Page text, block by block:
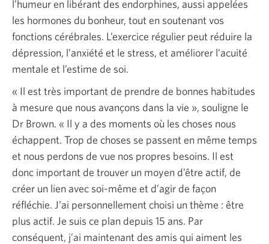
l’humeur en libérant des endorphines, aussi appelées
les hormones du bonheur, tout en soutenant vos
fonctions cérébrales. L’exercice régulier peut réduire la
dépression, l’anxiété et le stress, et améliorer l’acuité
mentale et l’estime de soi.
« Il est très important de prendre de bonnes habitudes
à mesure que nous avançons dans la vie », souligne le
Dr Brown. « Il y a des moments où les choses nous
échappent. Trop de choses se passent en même temps
et nous perdons de vue nos propres besoins. Il est
donc important de trouver un moyen d’être actif, de
créer un lien avec soi-même et d’agir de façon
réfléchie. J’ai personnellement choisi un thème : être
plus actif. Je suis ce plan depuis 15 ans. Par
conséquent, j’ai maintenant des amis qui aiment les